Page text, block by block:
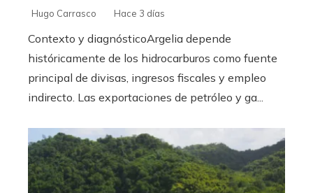
Hugo Carrasco Hace 3 días
Contexto y diagnósticoArgelia depende
históricamente de los hidrocarburos como fuente
principal de divisas, ingresos fiscales y empleo
indirecto. Las exportaciones de petróleo y ga...